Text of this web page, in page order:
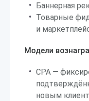
Баннерная
Товарные
и
Модели
CPA —
новым